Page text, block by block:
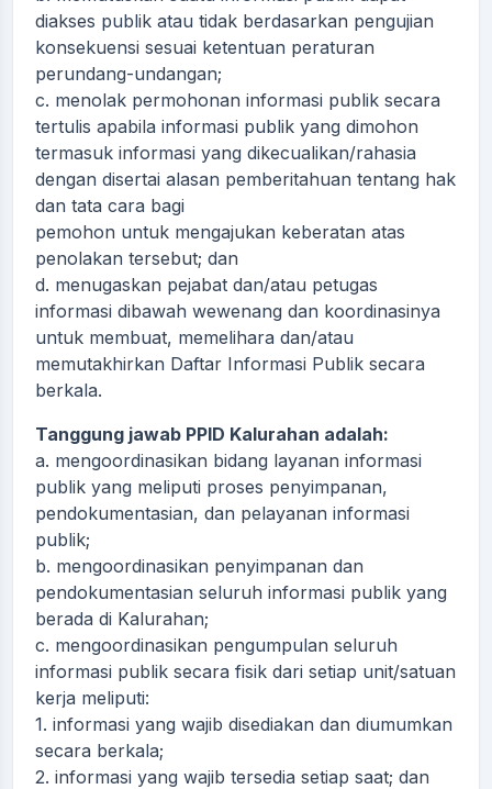
diakses publik atau tidak berdasarkan pengujian
konsekuensi sesuai ketentuan peraturan
perundang-undangan;
c. menolak permohonan informasi publik secara
tertulis apabila informasi publik yang dimohon
termasuk informasi yang dikecualikan/rahasia
dengan disertai alasan pemberitahuan tentang hak
dan tata cara bagi
pemohon untuk mengajukan keberatan atas
penolakan tersebut; dan
d. menugaskan pejabat dan/atau petugas
informasi dibawah wewenang dan koordinasinya
untuk membuat, memelihara dan/atau
memutakhirkan Daftar Informasi Publik secara
berkala.
Tanggung jawab PPID Kalurahan adalah:
a. mengoordinasikan bidang layanan informasi
publik yang meliputi proses penyimpanan,
pendokumentasian, dan pelayanan informasi
publik;
b. mengoordinasikan penyimpanan dan
pendokumentasian seluruh informasi publik yang
berada di Kalurahan;
c. mengoordinasikan pengumpulan seluruh
informasi publik secara fisik dari setiap unit/satuan
kerja meliputi:
1. informasi yang wajib disediakan dan diumumkan
secara berkala;
2. informasi yang wajib tersedia setiap saat; dan